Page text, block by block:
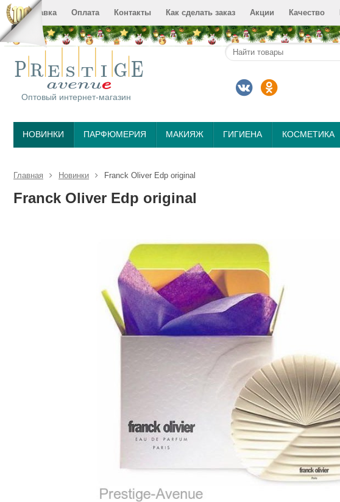
Доставка Оплата Контакты Как сделать заказ Акции Качество
Оптовый интернет-магазин
НОВИНКИ ПАРФЮМЕРИЯ МАКИЯЖ ГИГИЕНА КОСМЕТИКА
Главная Новинки Franck Oliver Edp original
Franck Oliver Edp original